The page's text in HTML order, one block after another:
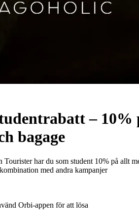
– 10%
bagage
Tourister har du som student 10% på allt
med andra kampanjer
Orbi-appen för att lösa